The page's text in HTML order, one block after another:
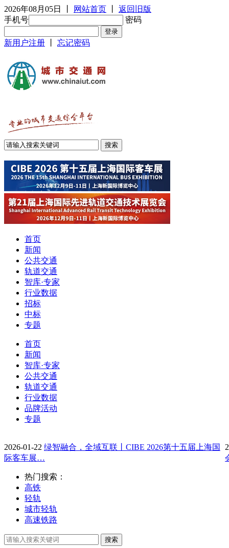
2026年08月05日 网站首页
返回旧版
手机号
密码
新用户注册 忘记密码
首页
新闻
公共交通
轨道交通
智库·专家
行业数据
招标
中标
专题
首页
新闻
智库·专家
公共交通
轨道交通
行业数据
品牌活动
专题
2026-01-22 绿智融合，全域互联丨CIBE 2026第十五届上海国
际客车展…
热门搜索：
高铁
轻轨
城市轻轨
高速铁路